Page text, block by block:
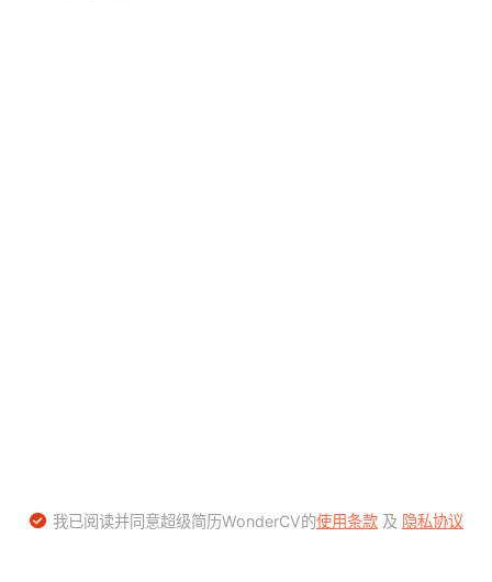
我已阅读并同意超级简历WonderCV的使用条款及 隐私协议